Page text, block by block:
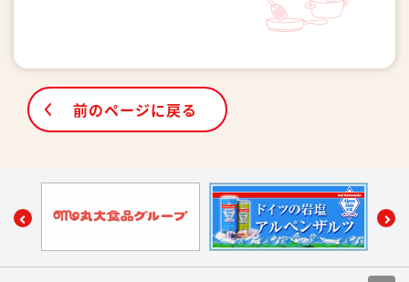
前のページに戻る